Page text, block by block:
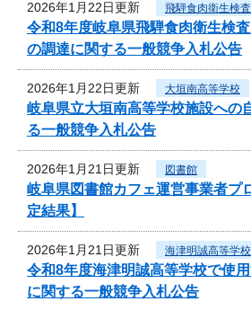
2026年1月22日更新 飛騨食肉衛生検
令和8年度岐阜県飛騨食肉衛生検
の調達に関する一般競争入札公告
2026年1月22日更新 大垣南高等学校
岐阜県立大垣南高等学校施設への
る一般競争入札公告
2026年1月21日更新 図書館
岐阜県図書館カフェ運営事業者プ
定結果】
2026年1月21日更新 海津明誠高等学校
令和8年度海津明誠高等学校で使
に関する一般競争入札公告